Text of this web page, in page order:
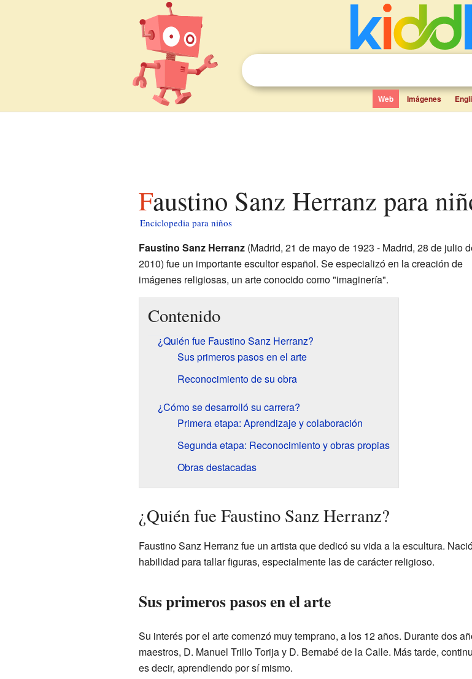
Web Imágenes
Faustino Sanz Herranz para
Enciclopedia para niños
Faustino Sanz Herranz(Madrid, 21 de mayo de 1923 - Madrid, 28 de julio
2010) fue un importante escultor español. Se especializó en la creación de
imágenes religiosas, un arte conocido como "imaginería".
Contenido
¿Quién fue Faustino Sanz Herranz?
Sus primeros pasos en el arte
Reconocimiento de su obra
¿Cómo se desarrolló su carrera?
Primera etapa: Aprendizaje y colaboración
Segunda etapa: Reconocimiento y obras propias
Obras destacadas
¿Quién fue Faustino Sanz Herranz?
Faustino Sanz Herranz fue un artista que dedicó su vida a la escultura.
habilidad para tallar figuras, especialmente las de carácter religioso.
Sus primeros pasos en el arte
Su interés por el arte comenzó muy temprano, a los 12 años. Durante dos
maestros, D. Manuel Trillo Torija y D. Bernabé de la Calle. Más tarde,
es decir, aprendiendo por sí mismo.